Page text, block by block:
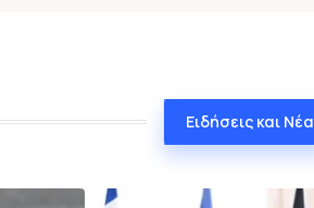
Ειδήσεις και Νέα